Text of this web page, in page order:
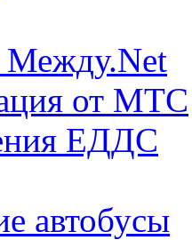
Между.Net
от МТС
ЕДДС
автобусы